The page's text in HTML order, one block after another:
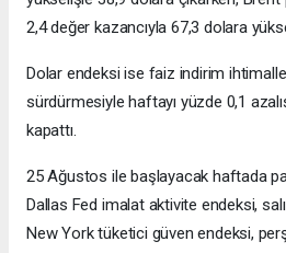
2,4 değer kazancıyla 67,3 dolara
Dolar endeksi ise faiz indirim
sürdürmesiyle haftayı yüzde 0,1
kapattı.
25 Ağustos ile başlayacak haftada
Dallas Fed imalat aktivite endeksi,
New York tüketici güven endeksi,